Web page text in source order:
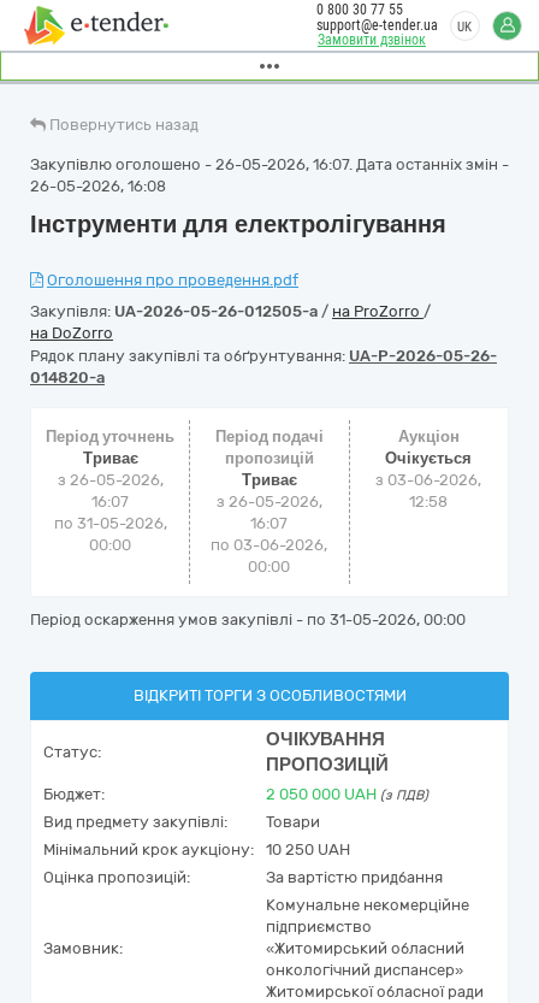
Замовити дзвінок
0 800 30 77 55
support@e-tender.ua
UK
Повернутись назад
Закупівлю оголошено - 26-05-2026, 16:07. Дата останніх змін -
26-05-2026, 16:08
Інструменти для електролігування
Оголошення про проведення.pdf
Закупівля: UA-2026-05-26-012505-a / на ProZorro /
на DoZorro
Рядок плану закупівлі та обґрунтування: UA-P-2026-05-26-
014820-a
Період уточнень
Триває
з 26-05-2026,
16:07
по 31-05-2026,
00:00
Період подачі
пропозицій
Триває
з 26-05-2026,
16:07
по 03-06-2026,
00:00
Аукціон
Очікується
з 03-06-2026,
12:58
Період оскарження умов закупівлі - по 31-05-2026, 00:00
ВІДКРИТІ ТОРГИ З ОСОБЛИВОСТЯМИ
Статус:
ОЧІКУВАННЯ
ПРОПОЗИЦІЙ
Бюджет: 2 050 000 UAH (з ПДВ)
Вид предмету закупівлі:
Товари
Мінімальний крок аукціону:
10 250 UAH
Оцінка пропозицій:
За вартістю придбання
Замовник:
Комунальне некомерційне
підприємство
«Житомирський обласний
онкологічний диспансер»
Житомирської обласної ради